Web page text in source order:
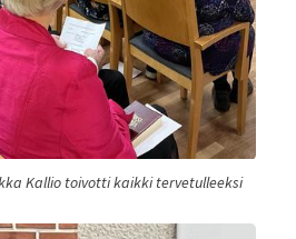
Kallio toivotti kaikki tervetulleeksi